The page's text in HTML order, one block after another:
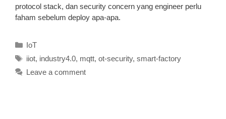
protocol stack, dan security concern yang engineer perlu
faham sebelum deploy apa-apa.
Categories
IoT
Tags
iiot, industry4.0, mqtt, ot-security, smart-factory
Leave a comment